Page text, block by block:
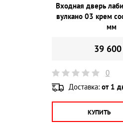
Входная дверь
вулкано 03 крем
мм
39
0
Доставка: от 1
КУПИТЬ